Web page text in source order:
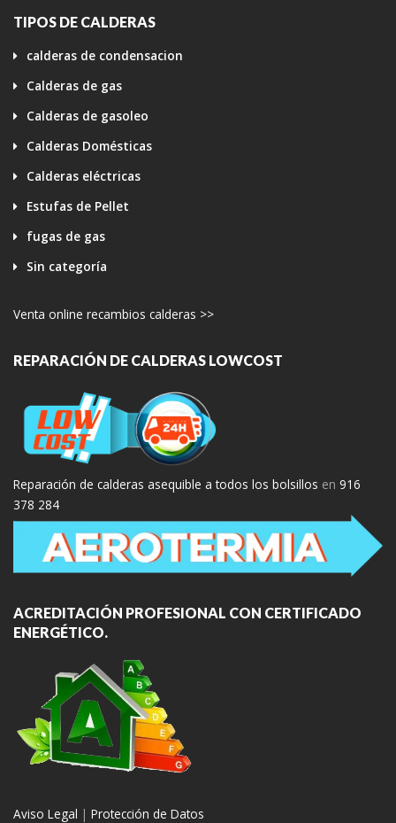
TIPOS DE CALDERAS
calderas de condensacion
Calderas de gas
Calderas de gasoleo
Calderas Domésticas
Calderas eléctricas
Estufas de Pellet
fugas de gas
Sin categoría
Venta online recambios calderas >>
REPARACIÓN DE CALDERAS LOWCOST
Reparación de calderas asequible a todos los bolsillos en 916
378 284
ACREDITACIÓN PROFESIONAL CON CERTIFICADO
ENERGÉTICO.
Aviso Legal | Protección de Datos